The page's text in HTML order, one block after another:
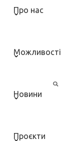
Про нас
Можливості
Новини
Проєкти